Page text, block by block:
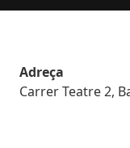
Adreça
Carrer Teatre 2,